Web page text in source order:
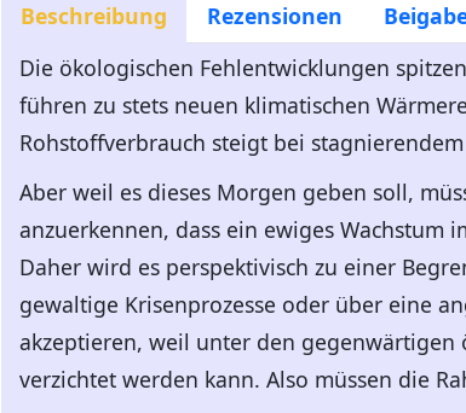
Beschreibung Rezensionen
Die ökologischen Fehlentwicklungen
führen zu stets neuen klimatischen
Rohstoffverbrauch steigt bei
Aber weil es dieses Morgen geben soll,
anzuerkennen, dass ein ewiges Wachstum
Daher wird es perspektivisch zu einer
gewaltige Krisenprozesse oder über eine
akzeptieren, weil unter den
verzichtet werden kann. Also müssen die